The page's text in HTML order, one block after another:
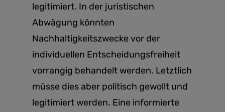
legitimiert. In der juristischen
Abwägung könnten
Nachhaltigkeitszwecke vor der
individuellen Entscheidungsfreiheit
vorrangig behandelt werden. Letztlich
müsse dies aber politisch gewollt und
legitimiert werden. Eine informierte